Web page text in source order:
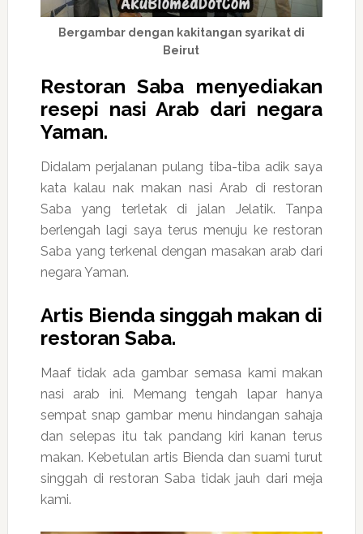
Bergambar dengan kakitangan syarikat di
Beirut
Restoran Saba menyediakan
resepi nasi Arab dari negara
Yaman.
Didalam perjalanan pulang tiba-tiba adik saya
kata kalau nak makan nasi Arab di restoran
Saba yang terletak di jalan Jelatik. Tanpa
berlengah lagi saya terus menuju ke restoran
Saba yang terkenal dengan masakan arab dari
negara Yaman.
Artis Bienda singgah makan di
restoran Saba.
Maaf tidak ada gambar semasa kami makan
nasi arab ini. Memang tengah lapar hanya
sempat snap gambar menu hindangan sahaja
dan selepas itu tak pandang kiri kanan terus
makan. Kebetulan artis Bienda dan suami turut
singgah di restoran Saba tidak jauh dari meja
kami.